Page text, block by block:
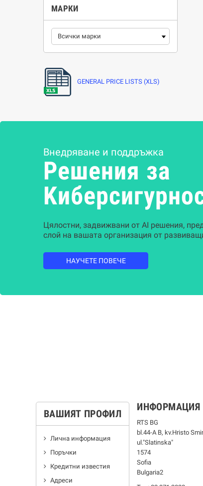
МАРКИ
GENERAL PRICE LISTS (XLS)
Внедряване и поддръжка
Решения за
Цялостни, задвижвани от AI решения,
слой на вашата организация от
НАУЧЕТЕ ПОВЕЧЕ
ВАШИЯТ ПРОФИЛ
Лична информация
Поръчки
Кредитни известия
Адреси
ИНФОРМАЦИЯ
RTS BG
bl.44-А В, kv.Hristo
ul."Slatinska"
1574
Sofia
Bulgaria2